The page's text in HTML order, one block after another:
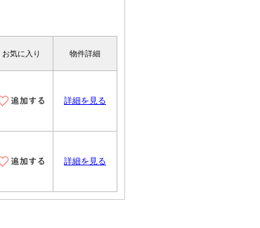
お気に入り 物件詳細
詳細を見る
詳細を見る